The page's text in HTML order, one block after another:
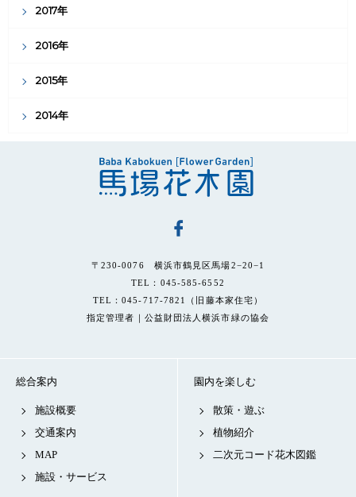
2017年
2016年
2015年
2014年
〒230-0076 横浜市鶴見区馬場2−20−1
TEL：045-585-6552
TEL：045-717-7821（旧藤本家住宅）
指定管理者｜公益財団法人横浜市緑の協会
総合案内
施設概要
交通案内
MAP
施設・サービス
園内を楽しむ
散策・遊ぶ
植物紹介
二次元コード花木図鑑